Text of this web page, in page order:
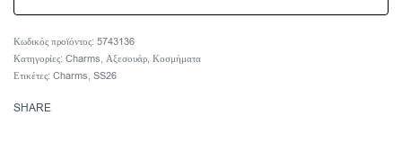
5743136
Κατηγορίες: Charms, Αξεσουάρ, Κοσμήματα
Ετικέτες: Charms, SS26
SHARE